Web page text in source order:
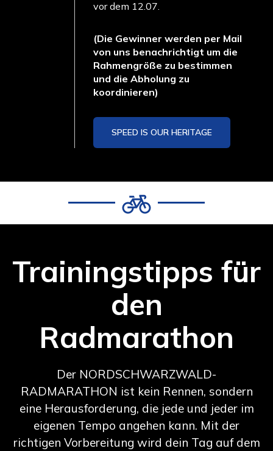
vor dem 12.07.
(Die Gewinner werden per Mail
von uns benachrichtigt um die
Rahmengröße zu bestimmen
und die Abholung zu
koordinieren)
SPEED IS OUR HERITAGE
Trainingstipps für
den
Radmarathon
Der NORDSCHWARZWALD-
RADMARATHON ist kein Rennen, sondern
eine Herausforderung, die jede und jeder im
eigenen Tempo angehen kann. Mit der
richtigen Vorbereitung wird dein Tag auf dem